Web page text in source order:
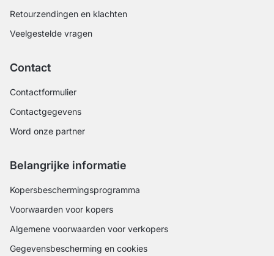
Retourzendingen en klachten
Veelgestelde vragen
Contact
Contactformulier
Contactgegevens
Word onze partner
Belangrijke informatie
Kopersbeschermingsprogramma
Voorwaarden voor kopers
Algemene voorwaarden voor verkopers
Gegevensbescherming en cookies